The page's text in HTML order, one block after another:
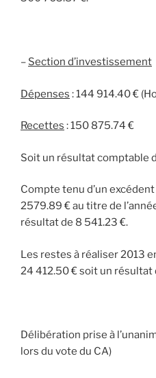
– Section d’investissement
Dépenses : 144 914.40 €
Recettes : 150 875.74 €
Soit un résultat comptable
Compte tenu d’un
2579.89 € au titre de
résultat de 8 541.23 €.
Les restes à réaliser 2013
24 412.50 € soit un résultat
Délibération prise à
lors du vote du CA)